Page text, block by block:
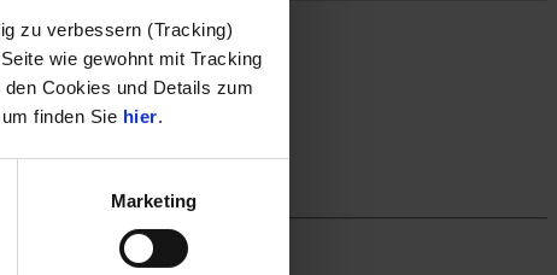
zu verbessern (Tracking)
wie gewohnt mit Tracking
Cookies und Details zum
finden Sie hier.
Marketing